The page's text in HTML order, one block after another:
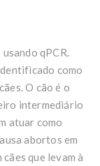
qPCR.
como
O cão é o
intermediário
atuar como
abortos em
que levam à